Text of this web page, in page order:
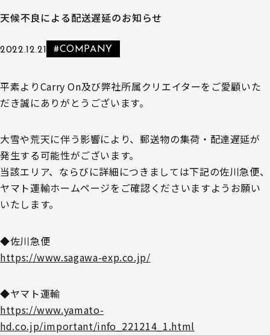
天候不良による配送遅延のお知らせ
2022.12.21 #COMPANY
平素よりCarry On及び弊社所属クリエイターをご愛顧いた
だき誠にありがとうございます。
大雪や荒天に伴う影響により、郵送物の集荷・配達遅延が
発生する可能性がございます。
当該エリア、ならびに詳細につきましては下記の佐川急便、
ヤマト運輸ホームページをご確認くださいますようお願い
いたします。
◆佐川急便
https://www.sagawa-exp.co.jp/
◆ヤマト運輸
https://www.yamato-
hd.co.jp/important/info_221214_1.html